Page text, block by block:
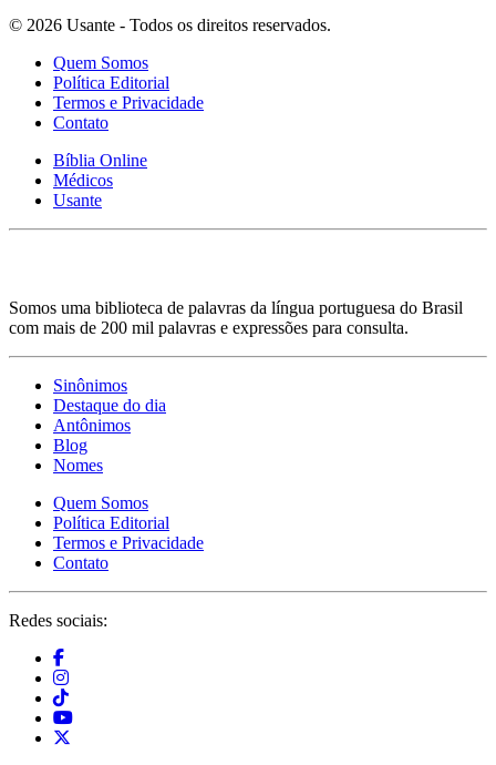
© 2026 Usante - Todos os direitos reservados.
Quem Somos
Política Editorial
Termos e Privacidade
Contato
Bíblia Online
Médicos
Usante
Somos uma biblioteca de palavras da língua portuguesa do Brasil
com mais de 200 mil palavras e expressões para consulta.
Sinônimos
Destaque do dia
Antônimos
Blog
Nomes
Quem Somos
Política Editorial
Termos e Privacidade
Contato
Redes sociais: